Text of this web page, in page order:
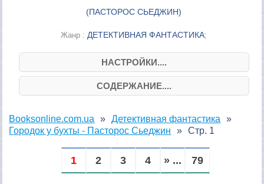
(ПАСТОРОС СЬЕДЖИН)
Жанр : ДЕТЕКТИВНАЯ ФАНТАСТИКА;
НАСТРОЙКИ....
СОДЕРЖАНИЕ....
Booksonline.com.ua
Детективная фантастика
Городок у бухты - Пасторос Сьеджин
Стр. 1
1 2 3 4 » ... 79